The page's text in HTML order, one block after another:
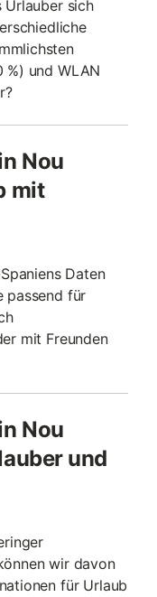
Urlauber sich
%) und WLAN
Nou
mit
Daten
passend für
mit Freunden
Nou
und
wir davon
für Urlaub